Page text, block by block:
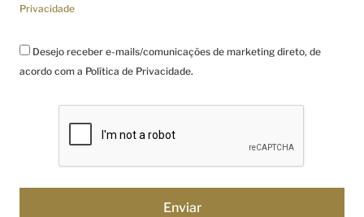
Privacidade
Desejo receber e-mails/comunicações de marketing direto, de
acordo com a Política de Privacidade.